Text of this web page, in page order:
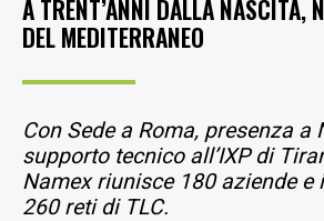
A TRENT’ANNI DALLA NASCITA,
DEL MEDITERRANEO
Con Sede a Roma, presenza a
supporto tecnico all’IXP di
Namex riunisce 180 aziende e
260 reti di TLC.